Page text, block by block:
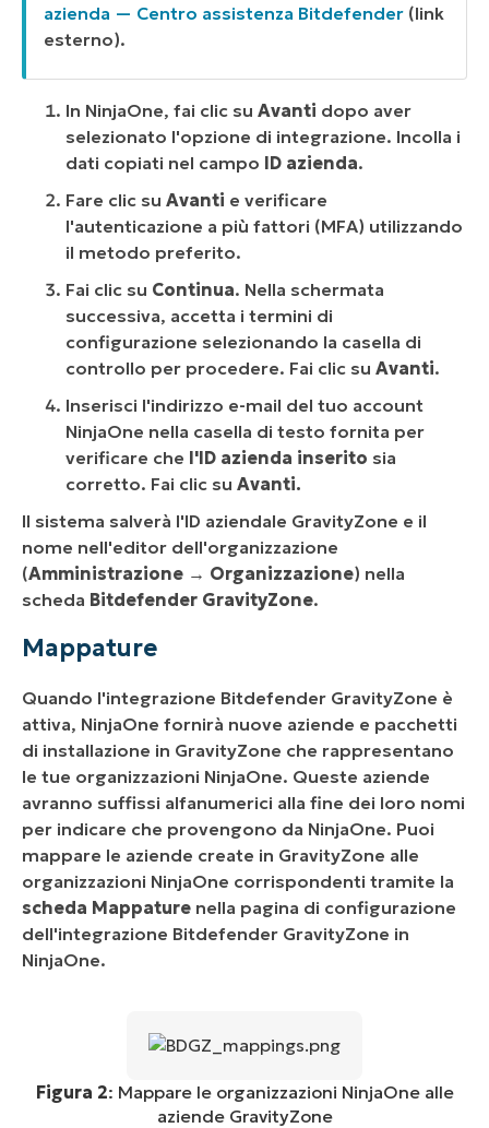
azienda — Centro assistenza Bitdefender (link
esterno).
In NinjaOne, fai clic su Avanti dopo aver
selezionato l'opzione di integrazione. Incolla i
dati copiati nel campo ID azienda.
Fare clic su Avanti e verificare
l'autenticazione a più fattori (MFA) utilizzando
il metodo preferito.
Fai clic su Continua. Nella schermata
successiva, accetta i termini di
configurazione selezionando la casella di
controllo per procedere. Fai clic su Avanti.
Inserisci l'indirizzo e-mail del tuo account
NinjaOne nella casella di testo fornita per
verificare che l'ID azienda inserito sia
corretto. Fai clic su Avanti.
Il sistema salverà l'ID aziendale GravityZone e il
nome nell'editor dell'organizzazione
(Amministrazione → Organizzazione) nella
scheda Bitdefender GravityZone.
Mappature
Quando l'integrazione Bitdefender GravityZone è
attiva, NinjaOne fornirà nuove aziende e pacchetti
di installazione in GravityZone che rappresentano
le tue organizzazioni NinjaOne. Queste aziende
avranno suffissi alfanumerici alla fine dei loro nomi
per indicare che provengono da NinjaOne. Puoi
mappare le aziende create in GravityZone alle
organizzazioni NinjaOne corrispondenti tramite la
scheda Mappature nella pagina di configurazione
dell'integrazione Bitdefender GravityZone in
NinjaOne.
Figura 2: Mappare le organizzazioni NinjaOne alle
aziende GravityZone